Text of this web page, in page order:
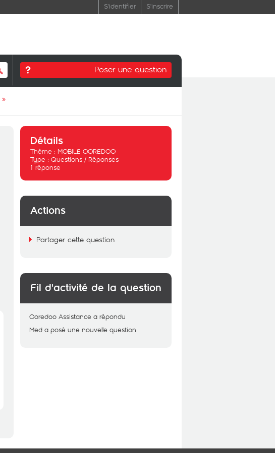
S'identifier S'inscrire
Poser une question
»
Détails
Thème : MOBILE OOREDOO
Type : Questions / Réponses
1 réponse
Actions
Partager cette question
Fil d'activité de la question
Ooredoo Assistance a répondu
Med a posé une nouvelle question